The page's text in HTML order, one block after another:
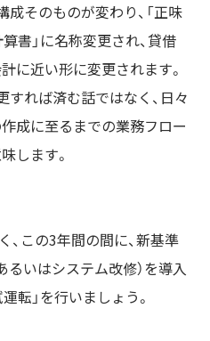
そのものが変わり、「正味
書」に名称変更され、貸借
に近い形に変更されます。
すれば済む話ではなく、日々
成に至るまでの業務フロー
します。
、この3年間の間に、新基準
るいはシステム改修）を導入
転」を行いましょう。